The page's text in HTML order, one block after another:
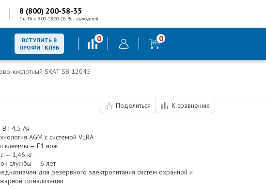
8 (800) 200-58-35
Пн-Пт с 9:00-18:00. Сб. Вс - выходной
ВСТУПИТЬ В
ПРОФИ - КЛУБ
0 0
кислотный SKAT SB 12045
Поделиться К сравнению
В | 4,5 Ач
AGM с системой VLRA
клеммы — F1 нож
— 1,46 кг
службы — 6 лет
для резервного электропитания систем охранной и
сигнализации